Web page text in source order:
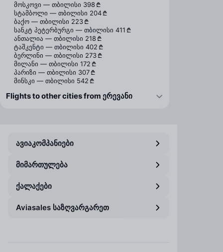
მოსკოვი — თბილისი 398 ₾
სტამბოლი — თბილისი 204 ₾
ბაქო — თბილისი 223 ₾
სანკტ პეტერბურგი — თბილისი 411 ₾
ანთალია — თბილისი 218 ₾
ტაშკენტი — თბილისი 402 ₾
ბერლინი — თბილისი 273 ₾
მილანი — თბილისი 172 ₾
პარიზი — თბილისი 307 ₾
მინსკი — თბილისი 542 ₾
Flights to other cities from ერევანი
ავიაკომპანიები
მიმართულება
ქალაქები
Aviasales საზღვარგარეთ